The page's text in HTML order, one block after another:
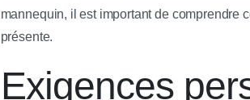
mannequin, il est important de comprendre
présente.
Exigences